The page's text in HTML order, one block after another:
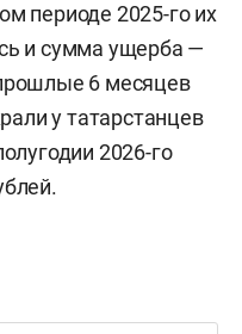
периоде 2025-го их
и сумма ущерба —
6 месяцев
у татарстанцев
2026-го